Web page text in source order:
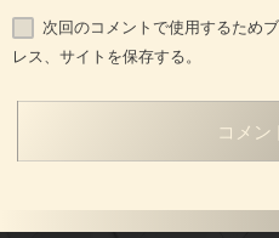
次回のコメントで使用するため
レス、サイトを保存する。